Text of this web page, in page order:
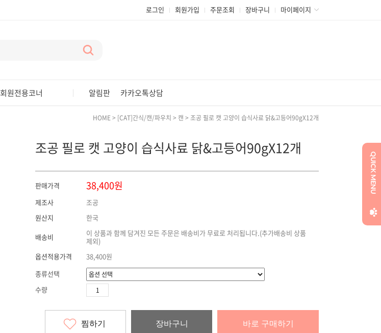
로그인 회원가입 주문조회 장바구니 마이페이지
회원전용코너 알림판 카카오톡상담
HOME> [CAT]간식/캔/파우치 > 캔 > 조공 필로 캣 고양이 습식사료 닭&고등어90gX12개
조공 필로 캣 고양이 습식사료 닭&고등어90gX12개
판매가격 38,400원
제조사
조공
원산지
한국
배송비
이 상품과 함께 담겨진 모든 주문은 배송비가 무료로 처리됩니다.(추가배송비 상품
제외)
옵션적용가격
38,400원
종류선택
수량
찜하기 장바구니 바로 구매하기